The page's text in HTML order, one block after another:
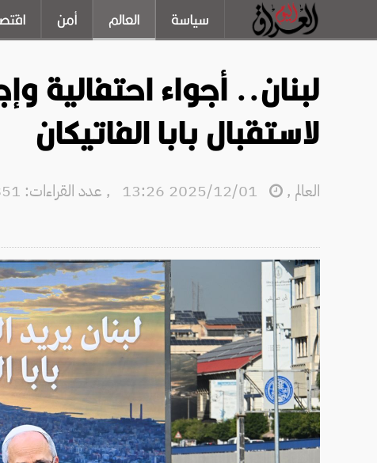
سياسة العالم أمن
لبنان.. أجواء احتفالية
لاستقبال بابا الفاتيكان
العالم ,
, عدد القراءات: 1851